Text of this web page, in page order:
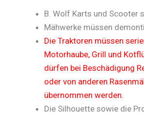
B. Wolf Karts und Scooter
Mähwerke müssen
Die Traktoren müssen
Motorhaube, Grill und
dürfen bei Beschädigung
oder von anderen
übernommen werden.
Die Silhouette sowie die